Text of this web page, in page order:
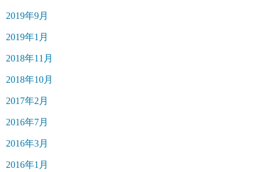
2019年9月
2019年1月
2018年11月
2018年10月
2017年2月
2016年7月
2016年3月
2016年1月